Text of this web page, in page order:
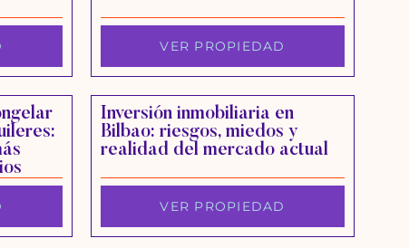
VER PROPIEDAD
Inversión inmobiliaria en
Bilbao: riesgos, miedos y
realidad del mercado actual
VER PROPIEDAD